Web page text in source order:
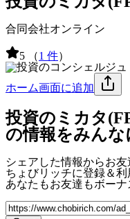
合同会社オンライン
5 （1 件）
ホーム画面に追加
投資のミカタ
の情報をみんな
シェアした情報からお友
ちょびリッチに登録＆利
あなたもお友達もボーナ